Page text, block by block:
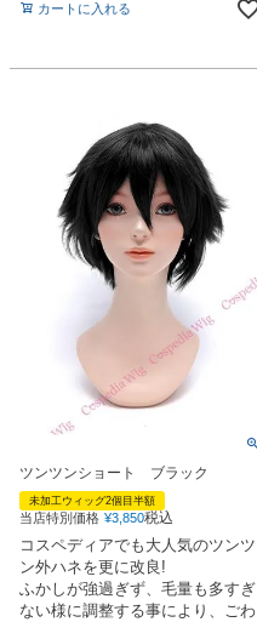
カートに入れる
ツンツンショート ブラック
未加工ウィッグ2個目半額
当店特別価格 ¥3,850税込
コスペディアでも大人気のツンツ
ン外ハネを更に改良!
ふかしが強過ぎず、毛量も多すぎ
ない様に調整する事により、ごわ